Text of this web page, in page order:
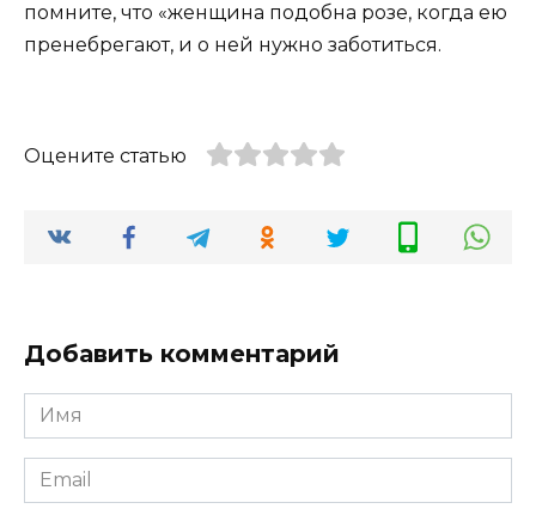
помните, что «женщина подобна розе, когда ею
пренебрегают, и о ней нужно заботиться.
Оцените статью
Добавить комментарий
Имя
*
Email
*